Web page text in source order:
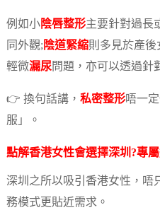
例如小陰唇整形主要針對過長
同外觀;陰道緊縮則多見於產後
輕微漏尿問題，亦可以透過針
👉 換句話講， 私密整形唔一
服」。
點解香港女性會選擇深圳?專
深圳之所以吸引香港女性，唔
務模式更貼近需求。